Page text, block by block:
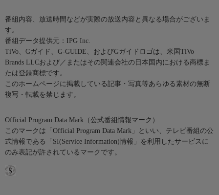
番組内容、放送時間などが実際の放送内容と異なる場合がございま
す。
番組データ提供元：IPG Inc.
TiVo、Gガイド、G-GUIDE、およびGガイドロゴは、米国TiVo
Brands LLCおよび／またはその関連会社の日本国内における商標ま
たは登録商標です。
このホームページに掲載している記事・写真等あらゆる素材の無断
複写・転載を禁じます。
Official Program Data Mark（公式番組情報マーク）
このマークは「Official Program Data Mark」といい、テレビ番組の公
式情報である「SI(Service Information)情報」を利用したサービスに
のみ表記が許されているマークです。